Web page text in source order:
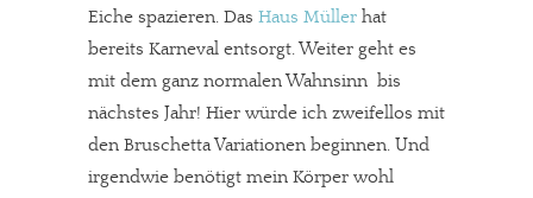
Eiche spazieren. Das Haus Müller hat
bereits Karneval entsorgt. Weiter geht es
mit dem ganz normalen Wahnsinn  bis
nächstes Jahr! Hier würde ich zweifellos mit
den Bruschetta Variationen beginnen. Und
irgendwie benötigt mein Körper wohl